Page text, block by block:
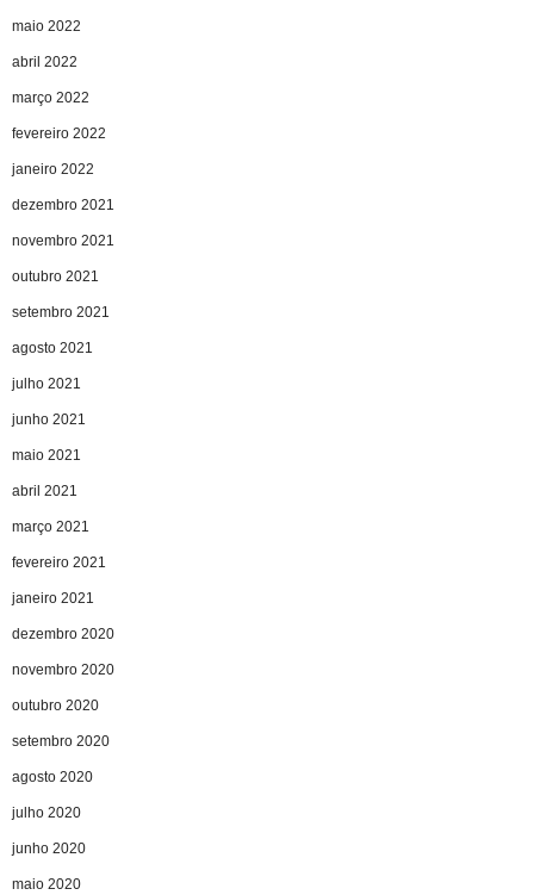
maio 2022
abril 2022
março 2022
fevereiro 2022
janeiro 2022
dezembro 2021
novembro 2021
outubro 2021
setembro 2021
agosto 2021
julho 2021
junho 2021
maio 2021
abril 2021
março 2021
fevereiro 2021
janeiro 2021
dezembro 2020
novembro 2020
outubro 2020
setembro 2020
agosto 2020
julho 2020
junho 2020
maio 2020